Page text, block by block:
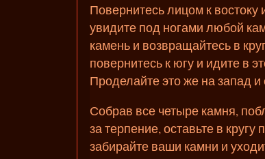
Повернитесь лицом к
увидите под ногами любой
камень и возвращайтесь в
повернитесь к югу и идите в
Проделайте это же на запад и
Собрав все четыре камня,
за терпение, оставьте в
забирайте ваши камни и